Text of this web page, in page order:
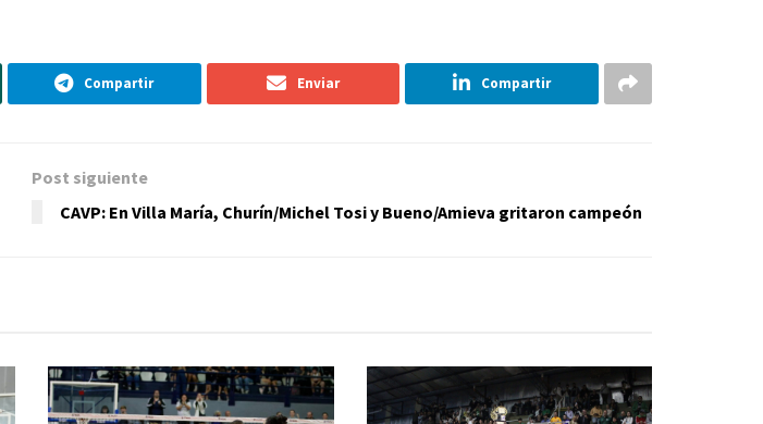
Compartir Enviar Compartir
Post siguiente
CAVP: En Villa María, Churín/Michel Tosi y Bueno/Amieva gritaron campeón